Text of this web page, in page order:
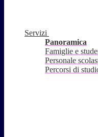
Servizi
Panoramica
Famiglie e
Personale
Percorsi di